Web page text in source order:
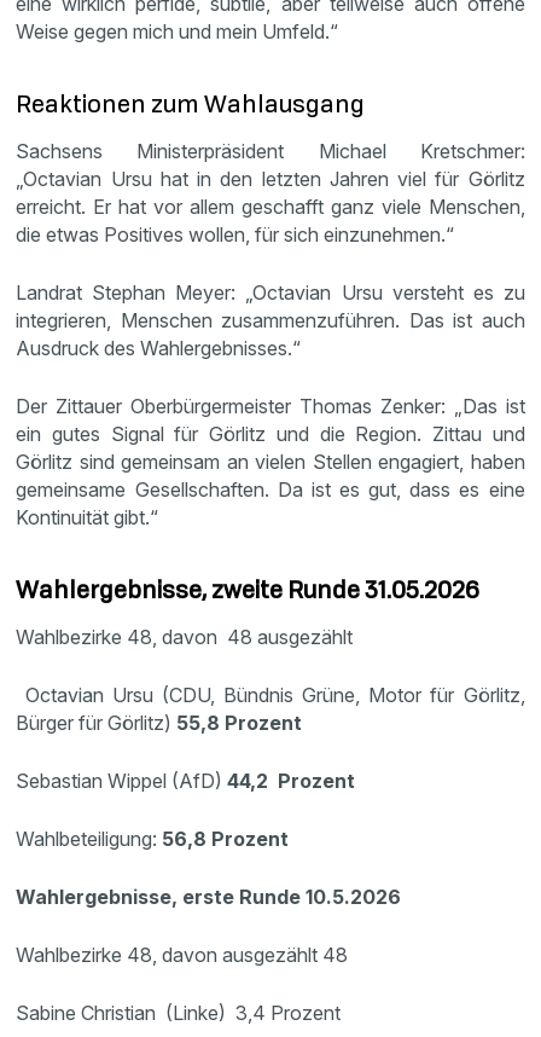
Weise gegen mich und mein Umfeld.“
Reaktionen zum Wahlausgang
Sachsens Ministerpräsident Michael Kretschmer:
„Octavian Ursu hat in den letzten Jahren viel für Görlitz
erreicht. Er hat vor allem geschafft ganz viele Menschen,
die etwas Positives wollen, für sich einzunehmen.“
Landrat Stephan Meyer: „Octavian Ursu versteht es zu
integrieren, Menschen zusammenzuführen. Das ist auch
Ausdruck des Wahlergebnisses.“
Der Zittauer Oberbürgermeister Thomas Zenker: „Das ist
ein gutes Signal für Görlitz und die Region. Zittau und
Görlitz sind gemeinsam an vielen Stellen engagiert, haben
gemeinsame Gesellschaften. Da ist es gut, dass es eine
Kontinuität gibt.“
Wahlergebnisse, zweite Runde 31.05.2026
Wahlbezirke 48, davon 48 ausgezählt
Octavian Ursu (CDU, Bündnis Grüne, Motor für Görlitz,
Bürger für Görlitz) 55,8 Prozent
Sebastian Wippel (AfD)44,2 Prozent
Wahlbeteiligung: 56,8 Prozent
Wahlergebnisse, erste Runde 10.5.2026
Wahlbezirke 48, davon ausgezählt 48
Sabine Christian (Linke) 3,4 Prozent